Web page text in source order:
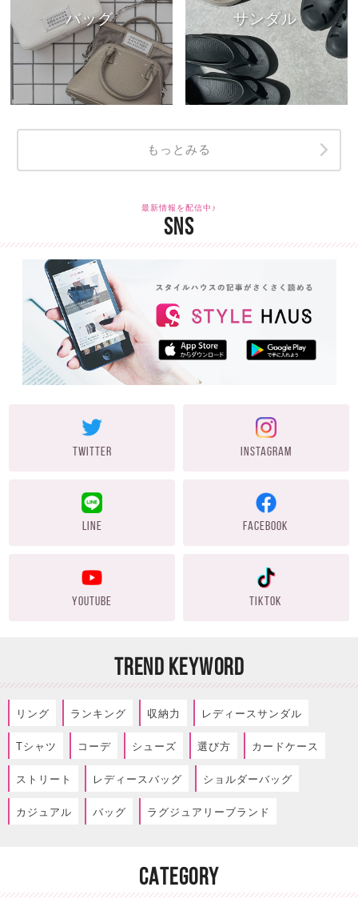
バッグ サンダル
もっとみる
最新情報を配信中♪
SNS
TWITTER INSTAGRAM
LINE FACEBOOK
YOUTUBE TIKTOK
TREND KEYWORD
リング ランキング 収納力 レディースサンダル
Tシャツ コーデ シューズ 選び方 カードケース
ストリート レディースバッグ ショルダーバッグ
カジュアル バッグ ラグジュアリーブランド
CATEGORY